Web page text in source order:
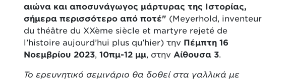
αιώνα και αποσυνάγωγος μάρτυρας της Ιστορίας,
σήμερα περισσότερο από ποτέ" (Meyerhold, inventeur
du théâtre du XXème siècle et martyre rejeté de
l’histoire aujourd’hui plus qu’hier) την Πέμπτη 16
Νοεμβρίου 2023, 10πμ-12 μμ, στην Αίθουσα 3.
Το ερευνητικό σεμινάριο θα δοθεί στα γαλλικά με